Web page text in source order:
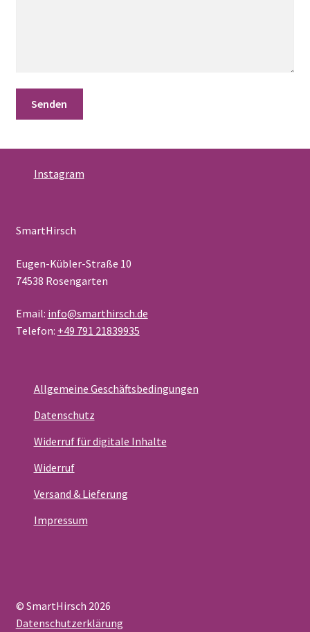
Instagram
SmartHirsch
Eugen-Kübler-Straße 10
74538 Rosengarten
Email: info@smarthirsch.de
Telefon: +49 791 21839935
Allgemeine Geschäftsbedingungen
Datenschutz
Widerruf für digitale Inhalte
Widerruf
Versand & Lieferung
Impressum
© SmartHirsch 2026
Datenschutzerklärung